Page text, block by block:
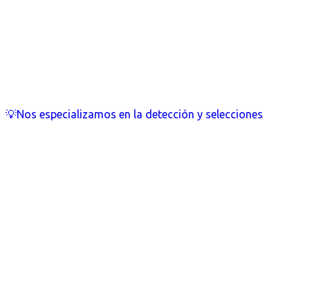
💡Nos especializamos en la detección y selecciones